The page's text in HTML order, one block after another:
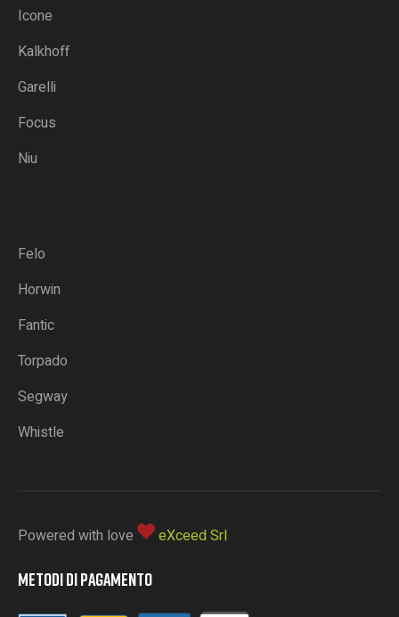
Icone
Kalkhoff
Garelli
Focus
Niu
Felo
Horwin
Fantic
Torpado
Segway
Whistle
Powered with love
eXceed Srl
METODI DI PAGAMENTO